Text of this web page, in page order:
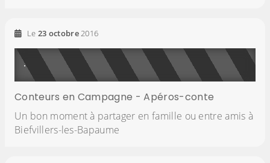
Le 23 octobre2016
Conteurs en Campagne - Apéros-conte
Un bon moment à partager en famille ou entre amis à
Biefvillers-les-Bapaume